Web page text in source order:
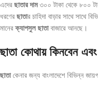
এদের ছাতার দাম৩০০ টাকা থেকে ৮০০
ধরণের ছাতার চাহিদা বাড়ার সাথে সাথে
মানেরক্যাপসুল ছাতাবাজারে আনছে।
ছাতা কোথায় কিনবেন
ছাতাকেনার জন্য বাংলাদেশে বিভিন্ন